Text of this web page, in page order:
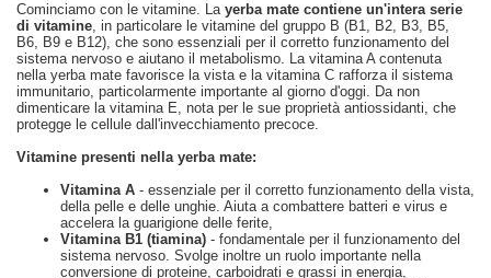
Cominciamo con le vitamine. La yerba mate contiene un'intera serie
di vitamine, in particolare le vitamine del gruppo B (B1, B2, B3, B5,
B6, B9 e B12), che sono essenziali per il corretto funzionamento del
sistema nervoso e aiutano il metabolismo. La vitamina A contenuta
nella yerba mate favorisce la vista e la vitamina C rafforza il sistema
immunitario, particolarmente importante al giorno d'oggi. Da non
dimenticare la vitamina E, nota per le sue proprietà antiossidanti, che
protegge le cellule dall'invecchiamento precoce.
Vitamine presenti nella yerba mate:
Vitamina A - essenziale per il corretto funzionamento della vista,
della pelle e delle unghie. Aiuta a combattere batteri e virus e
accelera la guarigione delle ferite,
Vitamina B1 (tiamina) - fondamentale per il funzionamento del
sistema nervoso. Svolge inoltre un ruolo importante nella
conversione di proteine, carboidrati e grassi in energia,